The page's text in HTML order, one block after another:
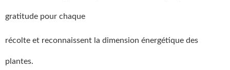
gratitude pour chaque
récolte et reconnaissent la dimension énergétique des
plantes.